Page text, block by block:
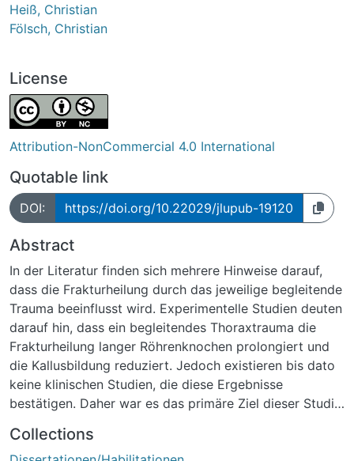
Heiß, Christian
Fölsch, Christian
License
Attribution-NonCommercial 4.0 International
Quotable link
DOI: https://doi.org/10.22029/jlupub-19120
Abstract
In der Literatur finden sich mehrere Hinweise darauf,
dass die Frakturheilung durch das jeweilige begleitende
Trauma beeinflusst wird. Experimentelle Studien deuten
darauf hin, dass ein begleitendes Thoraxtrauma die
Frakturheilung langer Röhrenknochen prolongiert und
die Kallusbildung reduziert. Jedoch existieren bis dato
keine klinischen Studien, die diese Ergebnisse
bestätigen. Daher war es das primäre Ziel dieser Studie
Thoraxtrauma eine verminderte Frakturkonsolidierung
Collections